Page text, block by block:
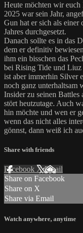
Heute möchten wir
2025 war sein Jahr,
Gun hat er sich als einer
Jahres durchgesetzt.
Danach sollte es in das
dem er definitiv
ihm ein bisschen das
bei Rising Tide und
ist aber immerhin Silver
noch ganz unterhaltsam
Insider zu seinen Battles
stört heutzutage. Auch
hin möchte und wen er
wenn das nicht alles
gönnst, dann weiß ich
Share with friends
Facebook XEmail
Share on Facebook
Share on X
Share via Email
Watch anywhere, anytime